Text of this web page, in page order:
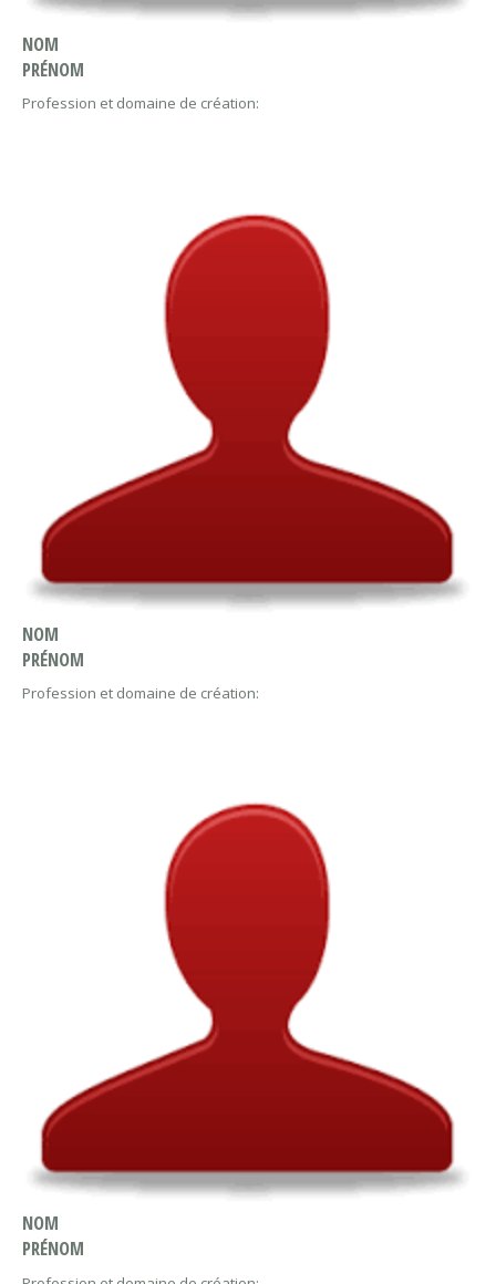
NOM
PRÉNOM
Profession et domaine de création:
NOM
PRÉNOM
Profession et domaine de création:
NOM
PRÉNOM